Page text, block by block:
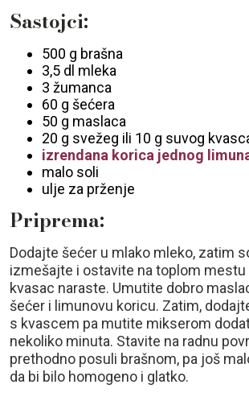
Sastojci:
500 g brašna
3,5 dl mleka
3 žumanca
60 g šećera
50 g maslaca
20 g svežeg ili 10 g suvog
izrendana korica jednog
malo soli
ulje za prženje
Priprema:
Dodajte šećer u mlako mleko, zatim
izmešajte i ostavite na toplom mestu
kvasac naraste. Umutite dobro
šećer i limunovu koricu. Zatim,
s kvascem pa mutite mikserom
nekoliko minuta. Stavite na radnu
prethodno posuli brašnom, pa još
da bi bilo homogeno i glatko.